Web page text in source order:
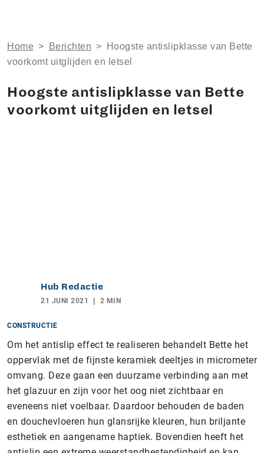
Home > Berichten >
Hoogste antislipklasse van Bette
voorkomt uitglijden en letsel
Hoogste antislipklasse van Bette
voorkomt uitglijden en letsel
Hub Redactie
21 JUNI 2021 2 MIN
CONSTRUCTIE
Om het antislip effect te realiseren behandelt Bette het
oppervlak met de fijnste keramiek deeltjes in micrometer
omvang. Deze gaan een duurzame verbinding aan met
het glazuur en zijn voor het oog niet zichtbaar en
eveneens niet voelbaar. Daardoor behouden de baden
en douchevloeren hun glansrijke kleuren, hun briljante
esthetiek en aangename haptiek. Bovendien heeft het